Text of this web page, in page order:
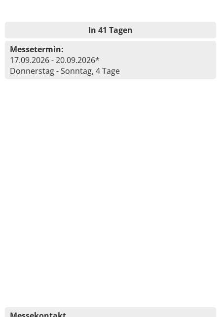
In 41 Tagen
Messetermin:
17.09.2026 - 20.09.2026*
Donnerstag - Sonntag, 4 Tage